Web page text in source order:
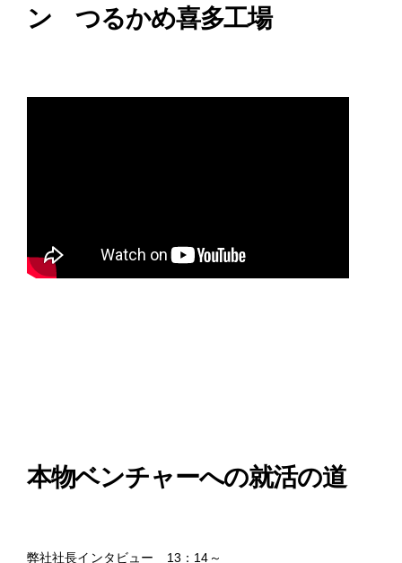
ン つるかめ喜多工場
本物ベンチャーへの就活の道
弊社社長インタビュー 13：14～